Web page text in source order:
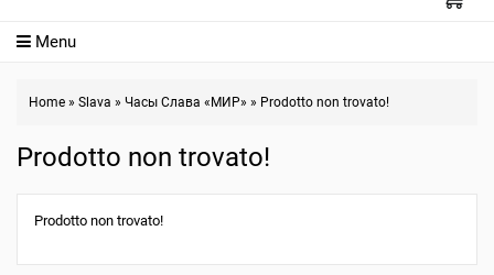
Menu
Home » Slava » Часы Слава «МИР» » Prodotto non trovato!
Prodotto non trovato!
Prodotto non trovato!